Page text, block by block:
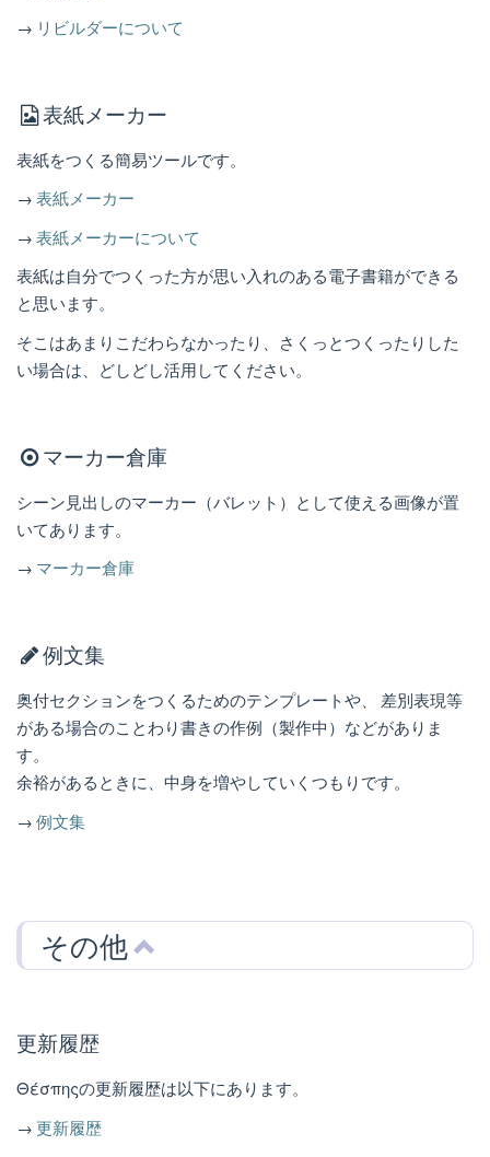
→ リビルダーについて
表紙メーカー
表紙をつくる簡易ツールです。
→ 表紙メーカー
→ 表紙メーカーについて
表紙は自分でつくった方が思い入れのある電子書籍ができる
と思います。
そこはあまりこだわらなかったり、さくっとつくったりした
い場合は、どしどし活用してください。
マーカー倉庫
シーン見出しのマーカー（バレット）として使える画像が置
いてあります。
→ マーカー倉庫
例文集
奥付セクションをつくるためのテンプレートや、 差別表現等
がある場合のことわり書きの作例（製作中）などがありま
す。
余裕があるときに、中身を増やしていくつもりです。
→ 例文集
その他
更新履歴
Θέσπηςの更新履歴は以下にあります。
→ 更新履歴